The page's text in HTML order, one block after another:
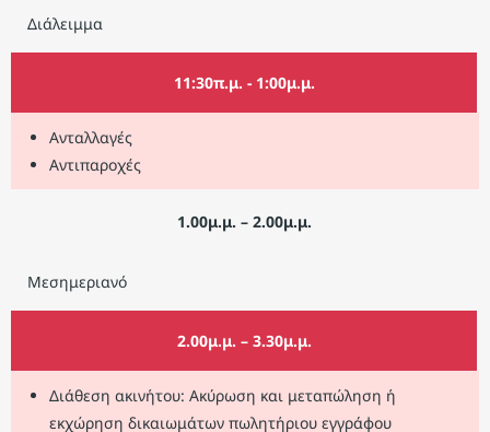
Διάλειμμα
11:30π.μ. - 1:00μ.μ.
Ανταλλαγές
Αντιπαροχές
1.00μ.μ. – 2.00μ.μ.
Μεσημεριανό
2.00μ.μ. – 3.30μ.μ.
Διάθεση ακινήτου: Ακύρωση και μεταπώληση ή
εκχώρηση δικαιωμάτων πωλητήριου εγγράφου